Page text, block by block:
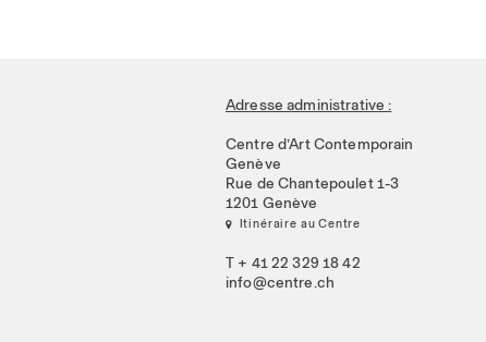
Adresse administrative :
Centre d’Art Contemporain
Genève
Rue de Chantepoulet 1-3
1201 Genève
 Itinéraire au Centre
T + 41 22 329 18 42
info@centre.ch